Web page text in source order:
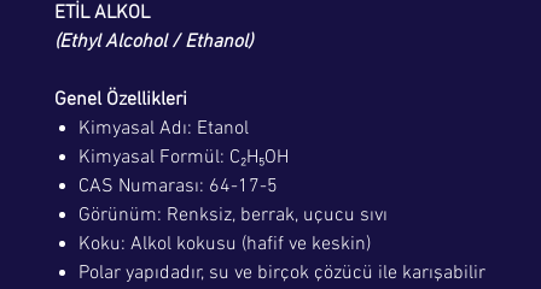
ETİL ALKOL
(Ethyl Alcohol / Ethanol)
Genel Özellikleri
Kimyasal Adı: Etanol
Kimyasal Formül: C₂H₅OH
CAS Numarası: 64-17-5
Görünüm: Renksiz, berrak, uçucu sıvı
Koku: Alkol kokusu (hafif ve keskin)
Polar yapıdadır, su ve birçok çözücü ile karışabilir